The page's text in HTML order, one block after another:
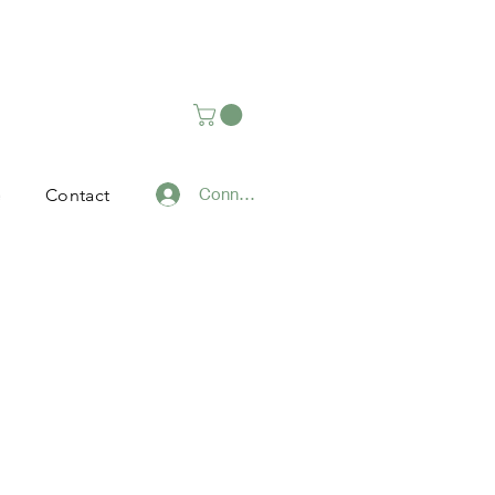
Contact Connexion